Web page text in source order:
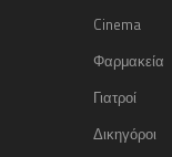
Cinema
Φαρμακεία
Γιατροί
Δικηγόροι